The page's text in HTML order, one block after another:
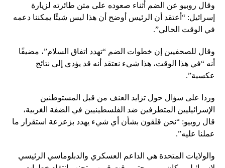
وقال روبيو عن الضم أثناء صعوده على متن طائرته لزيارة
إسرائيل: “أعتقد أن الرئيس أوضح أن هذا ليس شيئًا يمكننا دعمه
في الوقت الحالي”.
وقال للصحفيين إن خطوات الضم “تهدد اتفاق السلام”، مضيفًا
أنه “في هذا الوقت، هذا شيء نعتقد أنه قد يؤدي إلى نتائج
عكسية”.
وردا على سؤال حول تزايد العنف من قبل المستوطنين
الإسرائيليين المتطرفين ضد الفلسطينيين في الضفة الغربية،
قال روبيو: “نحن قلقون بشأن أي شيء يهدد بزعزعة استقرار ما
عملنا عليه”.
والولايات المتحدة هي الداعم العسكري والدبلوماسي الرئيسي